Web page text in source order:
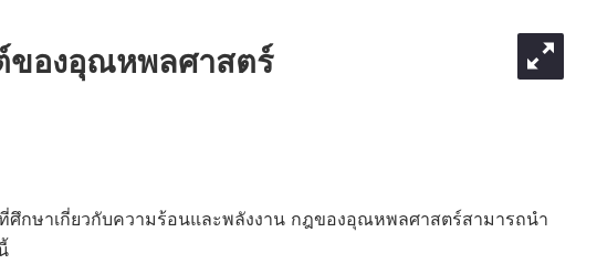
ของอุณหพลศาสตร์
กษาเกี่ยวกับความร้อนและพลังงาน กฎของอุณหพลศาสตร์สามารถนำ